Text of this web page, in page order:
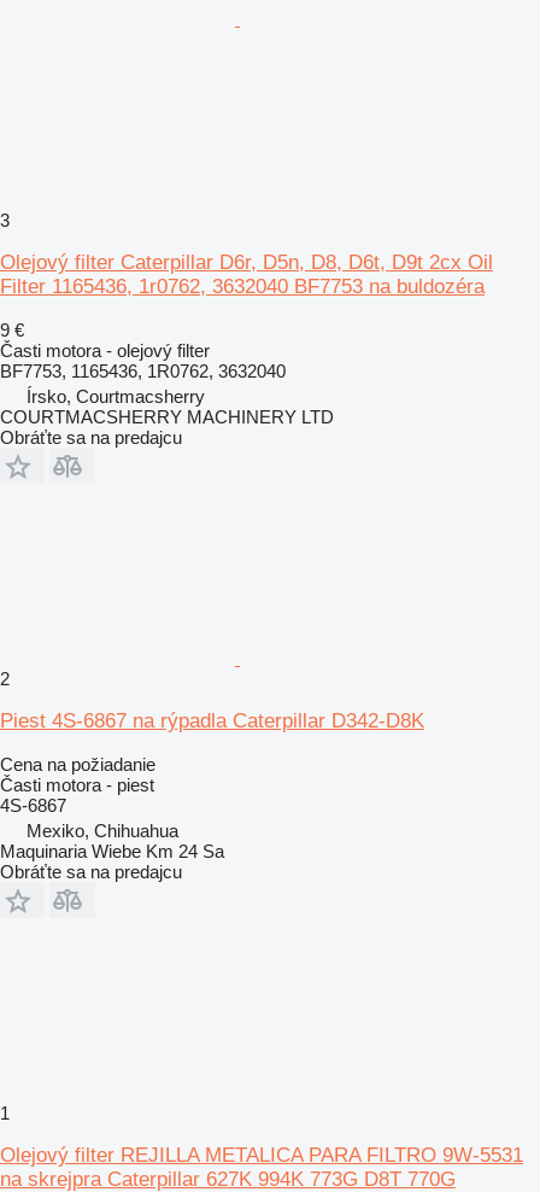
3
Olejový filter Caterpillar D6r, D5n, D8, D6t, D9t 2cx Oil
Filter 1165436, 1r0762, 3632040 BF7753 na buldozéra
9 €
Časti motora - olejový filter
BF7753, 1165436, 1R0762, 3632040
Írsko, Courtmacsherry
COURTMACSHERRY MACHINERY LTD
Obráťte sa na predajcu
2
Piest 4S-6867 na rýpadla Caterpillar D342-D8K
Cena na požiadanie
Časti motora - piest
4S-6867
Mexiko, Chihuahua
Maquinaria Wiebe Km 24 Sa
Obráťte sa na predajcu
1
Olejový filter REJILLA METALICA PARA FILTRO 9W-5531
na skrejpra Caterpillar 627K 994K 773G D8T 770G